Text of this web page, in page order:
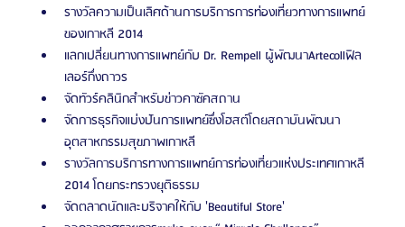
รางวัลความเป็นเลิศด้านการบริการการท่องเที่ยวทางการแพทย์
ของเกาหลี 2014
แลกเปลี่ยนทางการแพทย์กับ Dr. Rempell ผู้พัฒนาArtecollฟิล
เลอร์กึ่งถาวร
จัดทัวร์คลินิกสำหรับข่าวคาซัคสถาน
จัดการธุรกิจแบ่งปันการแพทย์ซึ่งโฮสต์โดยสถาบันพัฒนา
อุตสาหกรรมสุขภาพเกาหลี
รางวัลการบริการทางการแพทย์การท่องเที่ยวแห่งประเทศเกาหลี
2014 โดยกระทรวงยุติธรรม
จัดตลาดนัดและบริจาคให้กับ 'Beautiful Store'